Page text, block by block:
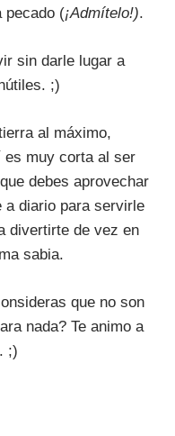
pecado (¡Admítelo!).
sin darle lugar a
;)
al máximo,
es muy corta al ser
debes aprovechar
a diario para servirle
divertirte de vez en
sabia.
que no son
nada? Te animo a
;)